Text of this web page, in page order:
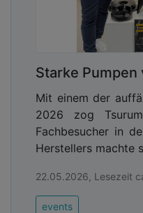
Starke
Mit einem der
2026 zog
Fachbesucher in
Herstellers machte
22.05.2026, Lesezeit
events